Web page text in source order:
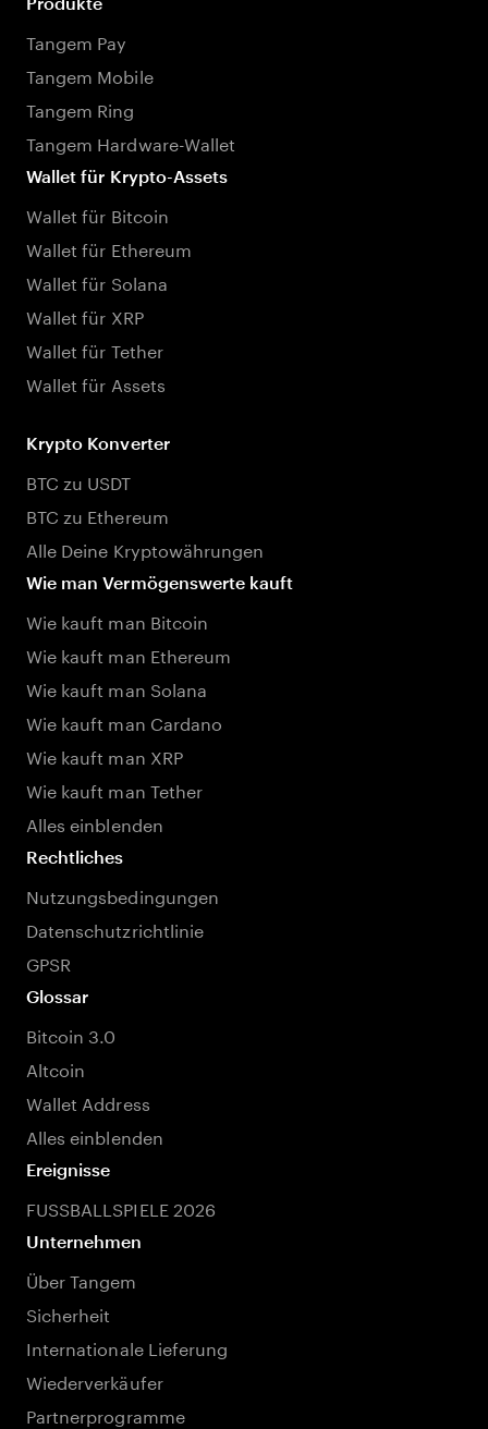
Tangem Pay
Tangem Mobile
Tangem Ring
Tangem Hardware-Wallet
Wallet für Krypto-Assets
Wallet für Bitcoin
Wallet für Ethereum
Wallet für Solana
Wallet für XRP
Wallet für Tether
Wallet für Assets
Krypto Konverter
BTC zu USDT
BTC zu Ethereum
Alle Deine Kryptowährungen
Wie man Vermögenswerte kauft
Wie kauft man Bitcoin
Wie kauft man Ethereum
Wie kauft man Solana
Wie kauft man Cardano
Wie kauft man XRP
Wie kauft man Tether
Alles einblenden
Rechtliches
Nutzungsbedingungen
Datenschutzrichtlinie
GPSR
Glossar
Bitcoin 3.0
Altcoin
Wallet Address
Alles einblenden
Ereignisse
FUSSBALLSPIELE 2026
Unternehmen
Über Tangem
Sicherheit
Internationale Lieferung
Wiederverkäufer
Partnerprogramme